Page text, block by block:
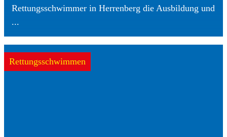
Rettungsschwimmer in Herrenberg die Ausbildung und
...
Rettungsschwimmen